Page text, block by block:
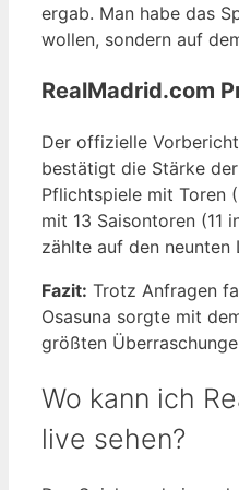
ergab. Man habe das
wollen, sondern auf
RealMadrid.com
Der offizielle
bestätigt die Stärke
Pflichtspiele mit Toren
mit 13 Saisontoren (11
zählte auf den neunten
Fazit: Trotz Anfragen
Osasuna sorgte mit
größten
Wo kann ich
live sehen?